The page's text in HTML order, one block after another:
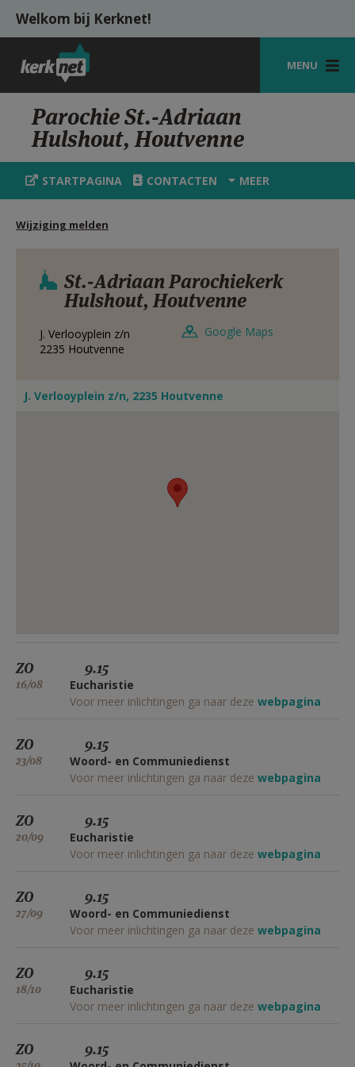
Overslaan en naar de inhoud gaan
Welkom bij Kerknet!
MENU
STARTPAGINA
KERK
VIERINGEN
HULP
MIJN PAROCHIE
AANMELDEN OF REGISTREREN
Parochie St.-Adriaan
Hulshout, Houtvenne
STARTPAGINA CONTACTEN MEER
Wijziging melden
St.-Adriaan Parochiekerk
Hulshout, Houtvenne
J. Verlooyplein z/n
2235 Houtvenne
Google Maps
J. Verlooyplein z/n, 2235 Houtvenne
ZO
16/08
9.15
Eucharistie
Voor meer inlichtingen ga naar deze webpagina
ZO
23/08
9.15
Woord- en Communiedienst
Voor meer inlichtingen ga naar deze webpagina
ZO
20/09
9.15
Eucharistie
Voor meer inlichtingen ga naar deze webpagina
ZO
27/09
9.15
Woord- en Communiedienst
Voor meer inlichtingen ga naar deze webpagina
ZO
18/10
9.15
Eucharistie
Voor meer inlichtingen ga naar deze webpagina
ZO 9.15